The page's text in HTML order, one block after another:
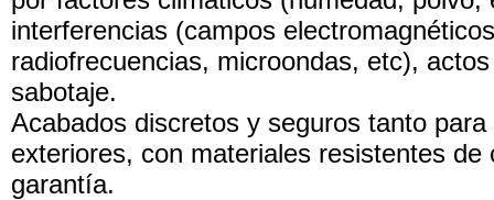
interferencias (campos
radiofrecuencias, microondas, etc),
sabotaje.
Acabados discretos y seguros tanto
exteriores, con materiales resistentes de
garantía.